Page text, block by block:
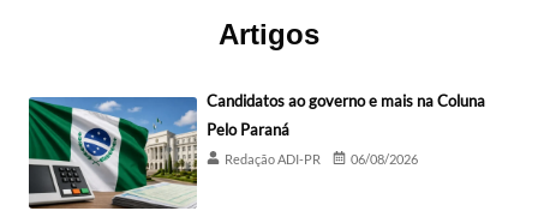
Artigos
Candidatos ao governo e mais na Coluna
Pelo Paraná
Redação ADI-PR 06/08/2026